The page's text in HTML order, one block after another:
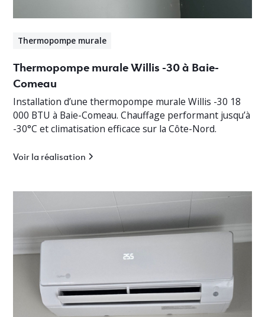
Thermopompe murale
Thermopompe murale Willis -30 à Baie-
Comeau
Installation d’une thermopompe murale Willis -30 18
000 BTU à Baie-Comeau. Chauffage performant jusqu’à
-30°C et climatisation efficace sur la Côte-Nord.
Voir la réalisation